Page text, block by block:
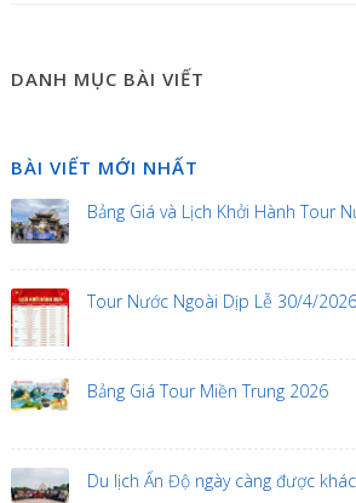
DANH MỤC BÀI VIẾT
BÀI VIẾT MỚI NHẤT
Bảng Giá và Lịch Khởi Hành Tour
Tour Nước Ngoài Dịp Lễ 30/4/2026
Bảng Giá Tour Miền Trung 2026
Du lịch Ấn Độ ngày càng được